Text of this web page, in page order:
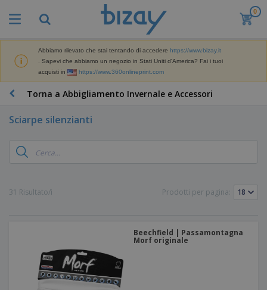
0
Abbiamo rilevato che stai tentando di accedere https://www.bizay.it
. Sapevi che abbiamo un negozio in Stati Uniti d'America? Fai i tuoi
acquisti in
https://www.360onlineprint.com
Torna a Abbigliamento Invernale e Accessori
Sciarpe silenzianti
31 Risultato/i Prodotti per pagina:
Beechfield | Passamontagna
Morf originale